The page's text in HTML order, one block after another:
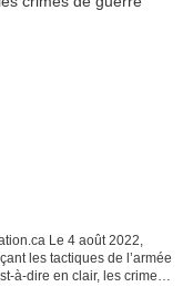
Le 4 août 2022,
les tactiques de l’armée
à-dire en clair, les crimes